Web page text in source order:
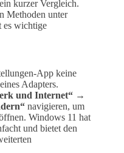
kurzer Vergleich.
Methoden unter
es wichtige
App keine
Adapters.
und Internet“ →
navigieren, um
Windows 11 hat
und bietet den